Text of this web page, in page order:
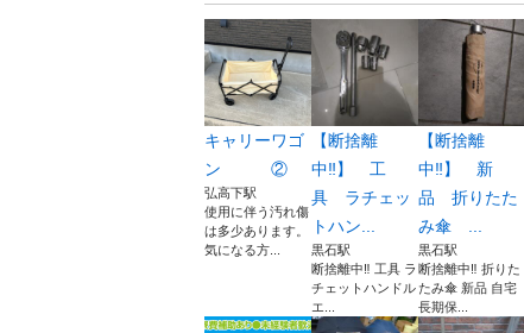
キャリーワゴ
ン ②
弘高下駅
使用に伴う汚れ傷
は多少あります。
気になる方...
【断捨離
中‼️】 工
具 ラチェッ
トハン...
黒石駅
断捨離中‼️ 工具 ラ
チェットハンドル
エ...
【断捨離
中‼️】 新
品 折りたた
み傘 ...
黒石駅
断捨離中‼️ 折りた
たみ傘 新品 自宅
長期保...